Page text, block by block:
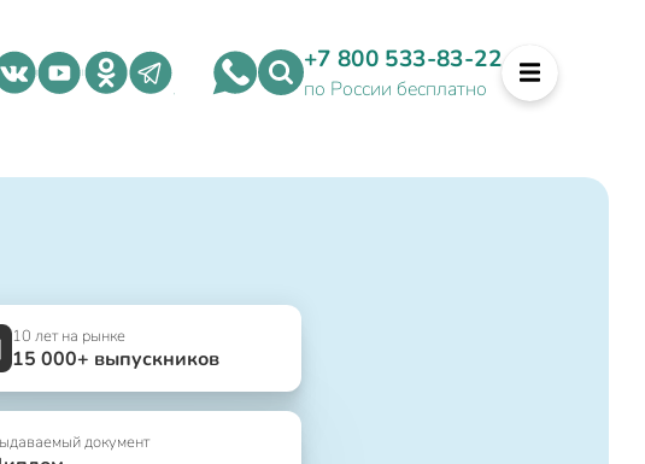
+7 800 533-83-22
по России бесплатно
10 лет на рынке
15 000+ выпускников
документ